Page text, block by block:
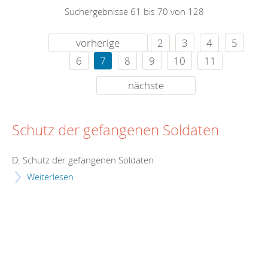
Suchergebnisse 61 bis 70 von 128
vorherige 2 3 4
5
6
7 8 9 10
11
nächste
Schutz der gefangenen Soldaten
D. Schutz der gefangenen Soldaten
Weiterlesen